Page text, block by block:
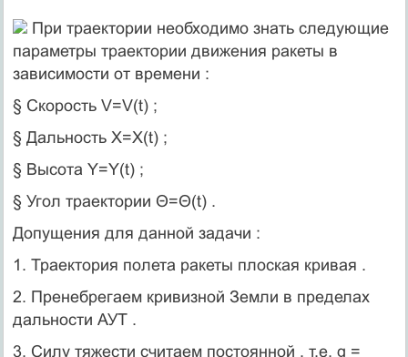
При траектории необходимо знать следующие
параметры траектории движения ракеты в
зависимости от времени :
§ Скорость V=V(t) ;
§ Дальность X=X(t) ;
§ Высота Y=Y(t) ;
§ Угол траектории Θ=Θ(t) .
Допущения для данной задачи :
1. Траектория полета ракеты плоская кривая .
2. Пренебрегаем кривизной Земли в пределах
дальности АУТ .
3. Силу тяжести считаем постоянной , т.е. g =